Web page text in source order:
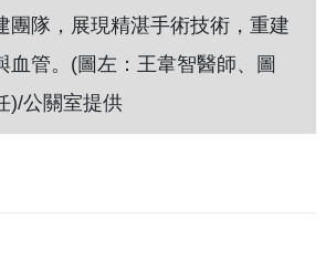
團隊，展現精湛手術技術，重建
血管。(圖左：王韋智醫師、圖
)/公關室提供